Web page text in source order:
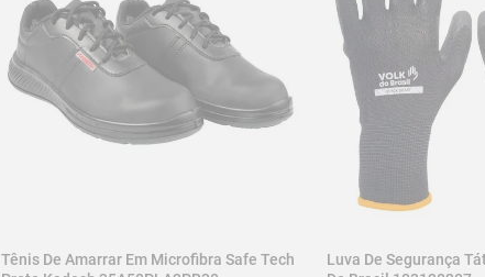
Tênis De Amarrar Em Microfibra Safe Tech
Luva De Segurança